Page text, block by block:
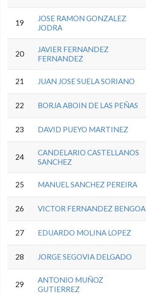
19
JOSE RAMON GONZALEZ
JODRA
20
JAVIER FERNANDEZ
FERNANDEZ
21 JUAN JOSE SUELA SORIANO
22 BORJA ABOIN DE LAS PEÑAS
23 DAVID PUEYO MARTINEZ
24
CANDELARIO CASTELLANOS
SANCHEZ
25 MANUEL SANCHEZ PEREIRA
26 VICTOR FERNANDEZ BENGOA
27 EDUARDO MOLINA LOPEZ
28 JORGE SEGOVIA DELGADO
29
ANTONIO MUÑOZ
GUTIERREZ